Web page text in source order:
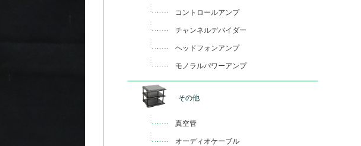
コントロールアンプ
チャンネルデバイダー
ヘッドフォンアンプ
モノラルパワーアンプ
その他
真空管
オーディオケーブル